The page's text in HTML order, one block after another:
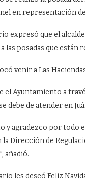
en representación
expresó que el
las posadas que están
venir a Las
el Ayuntamiento a
debe de atender en
y agradezco por todo
Dirección de
añadió.
les deseó Feliz